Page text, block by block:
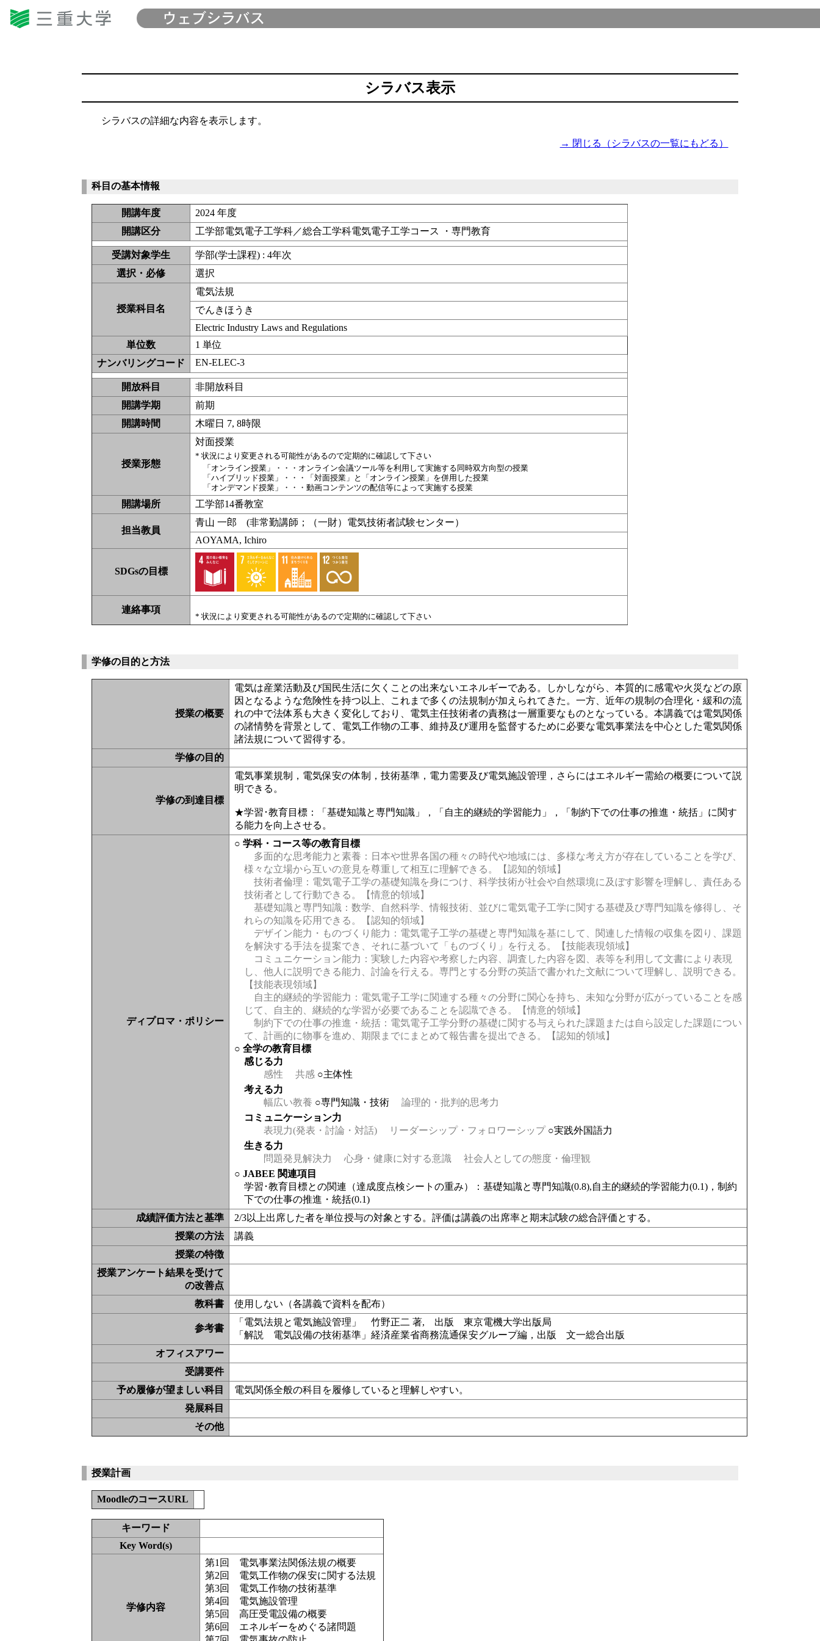
シラバス表示
シラバスの詳細な内容を表示します。
→ 閉じる（シラバスの一覧にもどる）
科目の基本情報
開講年度
2024 年度
開講区分
工学部電気電子工学科／総合工学科電気電子工学コース ・専門教育
受講対象学生
学部(学士課程) : 4年次
選択・必修
選択
授業科目名
電気法規
でんきほうき
Electric Industry Laws and Regulations
単位数
1 単位
ナンバリングコード
EN-ELEC-3
開放科目
非開放科目
開講学期
前期
開講時間
木曜日 7, 8時限
授業形態
対面授業
* 状況により変更される可能性があるので定期的に確認して下さい
「オンライン授業」・・・オンライン会議ツール等を利用して実施する同時双方向型の授業
「ハイブリッド授業」・・・「対面授業」と「オンライン授業」を併用した授業
「オンデマンド授業」・・・動画コンテンツの配信等によって実施する授業
開講場所 工学部14番教室
担当教員
青山 一郎 (非常勤講師；（一財）電気技術者試験センター）
AOYAMA, Ichiro
SDGsの目標
連絡事項
* 状況により変更される可能性があるので定期的に確認して下さい
学修の目的と方法
授業の概要
電気は産業活動及び国民生活に欠くことの出来ないエネルギーである。しかしながら、本質的に感電や火災などの原
因となるような危険性を持つ以上、これまで多くの法規制が加えられてきた。一方、近年の規制の合理化・緩和の流
れの中で法体系も大きく変化しており、電気主任技術者の責務は一層重要なものとなっている。本講義では電気関係
の諸情勢を背景として、電気工作物の工事、維持及び運用を監督するために必要な電気事業法を中心とした電気関係
諸法規について習得する。
学修の目的
学修の到達目標
電気事業規制，電気保安の体制，技術基準，電力需要及び電気施設管理，さらにはエネルギー需給の概要について説
明できる。
★学習･教育目標：「基礎知識と専門知識」，「自主的継続的学習能力」，「制約下での仕事の推進・統括」に関す
る能力を向上させる。
ディプロマ・ポリシー
○ 学科・コース等の教育目標
多面的な思考能力と素養：日本や世界各国の種々の時代や地域には、多様な考え方が存在していることを学び、
様々な立場から互いの意見を尊重して相互に理解できる。【認知的領域】
技術者倫理：電気電子工学の基礎知識を身につけ、科学技術が社会や自然環境に及ぼす影響を理解し、責任ある
技術者として行動できる。【情意的領域】
基礎知識と専門知識：数学、自然科学、情報技術、並びに電気電子工学に関する基礎及び専門知識を修得し、そ
れらの知識を応用できる。【認知的領域】
デザイン能力・ものづくり能力：電気電子工学の基礎と専門知識を基にして、関連した情報の収集を図り、課題
を解決する手法を提案でき、それに基づいて「ものづくり」を行える。【技能表現領域】
コミュニケーション能力：実験した内容や考察した内容、調査した内容を図、表等を利用して文書により表現
し、他人に説明できる能力、討論を行える。専門とする分野の英語で書かれた文献について理解し、説明できる。
【技能表現領域】
自主的継続的学習能力：電気電子工学に関連する種々の分野に関心を持ち、未知な分野が広がっていることを感
じて、自主的、継続的な学習が必要であることを認識できる。【情意的領域】
制約下での仕事の推進・統括：電気電子工学分野の基礎に関する与えられた課題または自ら設定した課題につい
て、計画的に物事を進め、期限までにまとめて報告書を提出できる。【認知的領域】
○ 全学の教育目標
感じる力
感性
共感 ○主体性
考える力
幅広い教養 ○専門知識・技術
論理的・批判的思考力
コミュニケーション力
表現力(発表・討論・対話)
リーダーシップ・フォロワーシップ ○実践外国語力
生きる力
問題発見解決力
心身・健康に対する意識
社会人としての態度・倫理観
○ JABEE 関連項目
学習･教育目標との関連（達成度点検シートの重み）：基礎知識と専門知識(0.8),自主的継続的学習能力(0.1)，制約
下での仕事の推進・統括(0.1)
成績評価方法と基準
2/3以上出席した者を単位授与の対象とする。評価は講義の出席率と期末試験の総合評価とする。
授業の方法
講義
授業の特徴
授業アンケート結果を受けて
の改善点
教科書
使用しない（各講義で資料を配布）
参考書
「電気法規と電気施設管理」 竹野正二 著, 出版 東京電機大学出版局
「解説 電気設備の技術基準」経済産業省商務流通保安グループ編，出版 文一総合出版
オフィスアワー
受講要件
予め履修が望ましい科目
電気関係全般の科目を履修していると理解しやすい。
発展科目
その他
授業計画
MoodleのコースURL
キーワード
Key Word(s)
学修内容
第1回 電気事業法関係法規の概要
第2回 電気工作物の保安に関する法規
第3回 電気工作物の技術基準
第4回 電気施設管理
第5回 高圧受電設備の概要
第6回 エネルギーをめぐる諸問題